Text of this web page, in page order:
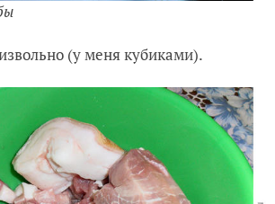
(у меня кубиками).